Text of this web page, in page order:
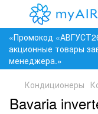
«Промокод
акционные товары
менеджера.»
Кондиционеры
Bavaria